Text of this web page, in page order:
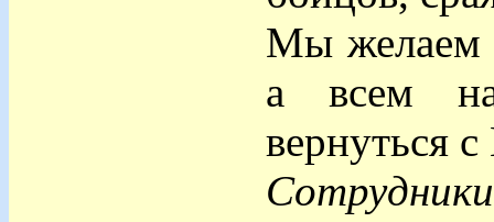
Мы желаем
а всем
вернуться